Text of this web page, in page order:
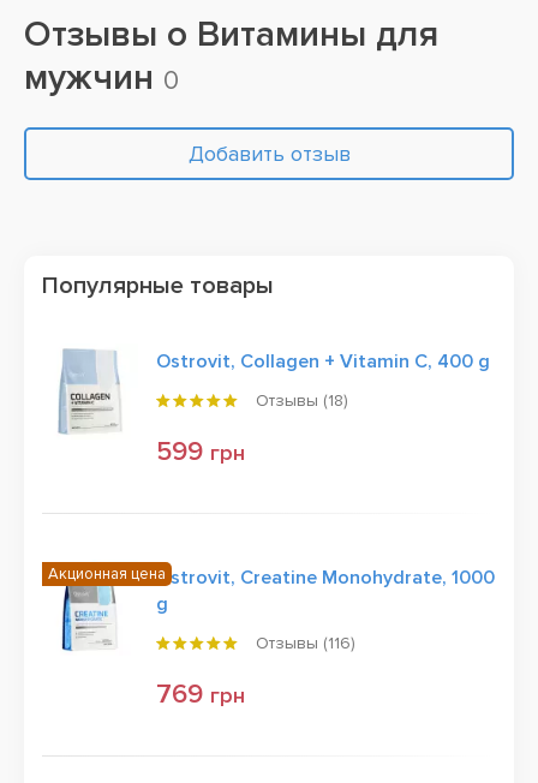
Отзывы о Витамины для
мужчин 0
Добавить отзыв
Популярные товары
Ostrovit, Collagen + Vitamin C, 400 g
Отзывы (18)
599 грн
Ostrovit, Creatine Monohydrate, 1000
g
Отзывы (116)
769 грн
Акционная цена